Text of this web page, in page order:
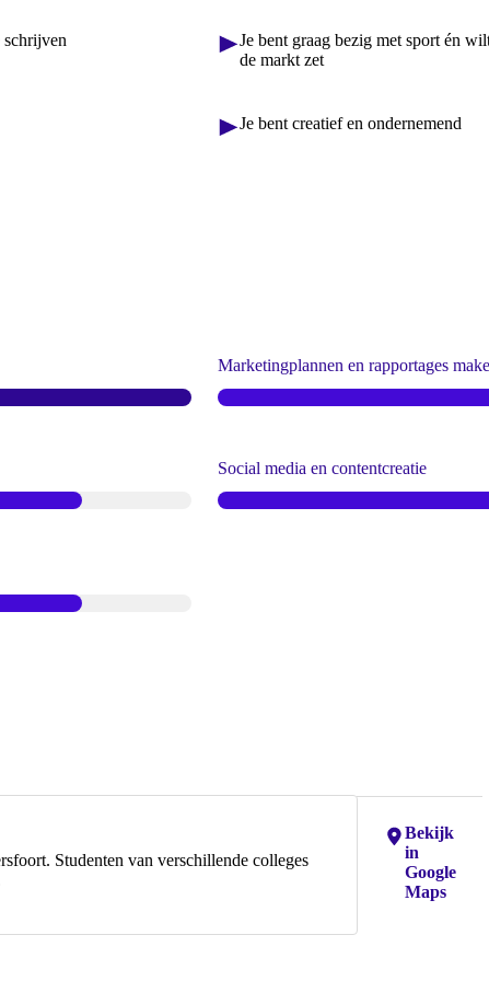
schrijven
Je bent graag bezig met sport én
de markt zet
Je bent creatief en ondernemend
Marketingplannen en rapportages
Social media en contentcreatie
Studenten van verschillende colleges
Locaties:
Bekijk
in
Google
Maps